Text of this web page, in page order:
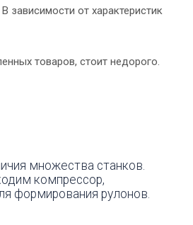
зависимости от характеристик
товаров, стоит недорого.
множества станков.
компрессор,
формирования рулонов.